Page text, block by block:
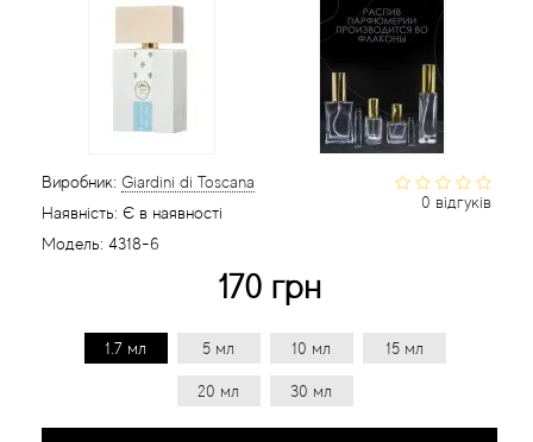
0 відгуків
Виробник: Giardini di Toscana
Наявність: Є в наявності
Модель: 4318-6
170 грн
1.7 мл 5 мл 10 мл 15 мл
20 мл 30 мл